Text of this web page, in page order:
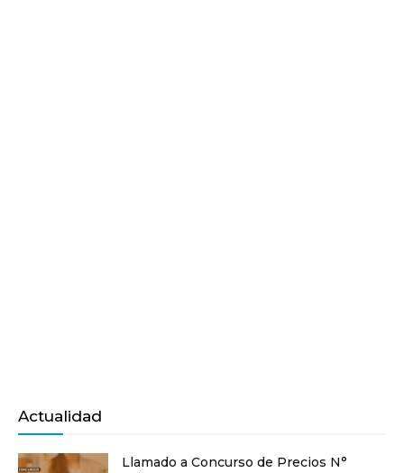
Actualidad
Llamado a Concurso de Precios N°